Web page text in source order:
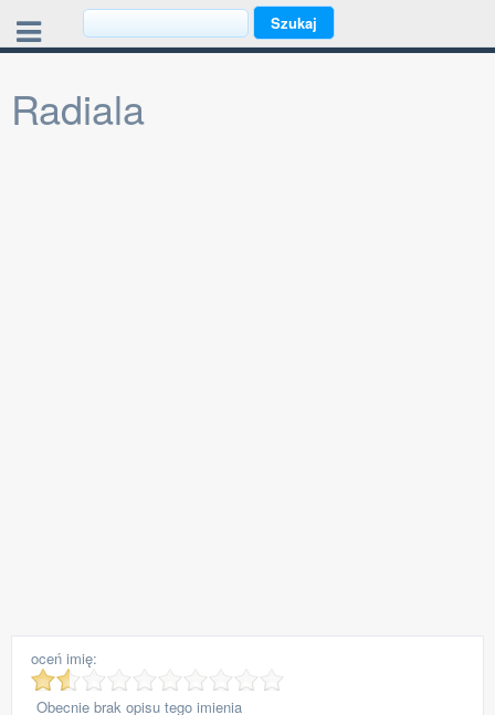
Radiala
oceń imię:
Obecnie brak opisu tego imienia